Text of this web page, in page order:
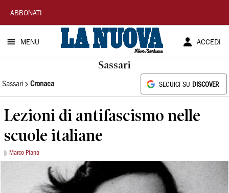
La
Nuova
Sardegna
ABBONATI
MENU ACCEDI
Sassari
Sassari Cronaca SEGUICI SU DISCOVER
Lezioni di antifascismo nelle
scuole italiane
Marco Piana